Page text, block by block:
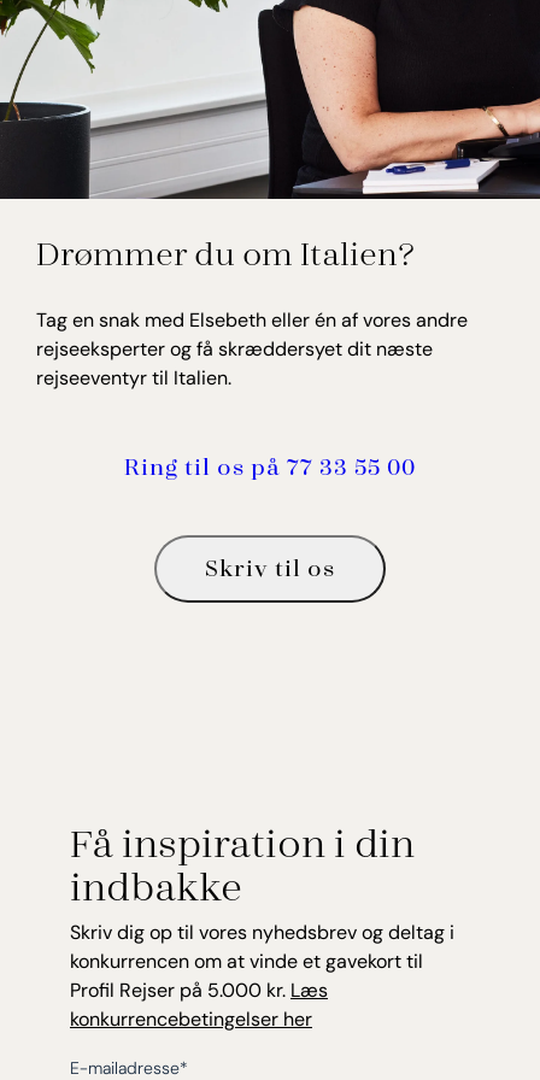
langsomt forsvinder. Om aftenen ændrer
stemningen sig til en stilig bar, som serverer
sofistikerede cocktails i de lune sicilianske aftener.
Lad dig forkæle med en behandling i hotellet spa,
måske i en af spaets udendørs gazeboer, hvor du
kan mærke den friske brise fra havet. Din fysiske
form holder du ved lige i hotellets fitnessrum.
Elsebeth Thomsen
Drømmer du om Italien?
Tag en snak med Elsebeth eller én af vores andre
rejseeksperter og få skræddersyet dit næste
rejseeventyr til Italien.
Ring til os på 77 33 55 00
Skriv til os
Få inspiration i din
indbakke
Skriv dig op til vores nyhedsbrev og deltag i
konkurrencen om at vinde et gavekort til
Profil Rejser på 5.000 kr. Læs
konkurrencebetingelser her
E-mailadresse*